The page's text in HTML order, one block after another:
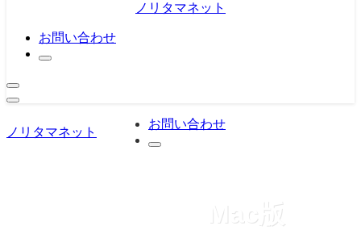
ノリタマネット
お問い合わせ
ノリタマネット
お問い合わせ
Mac版